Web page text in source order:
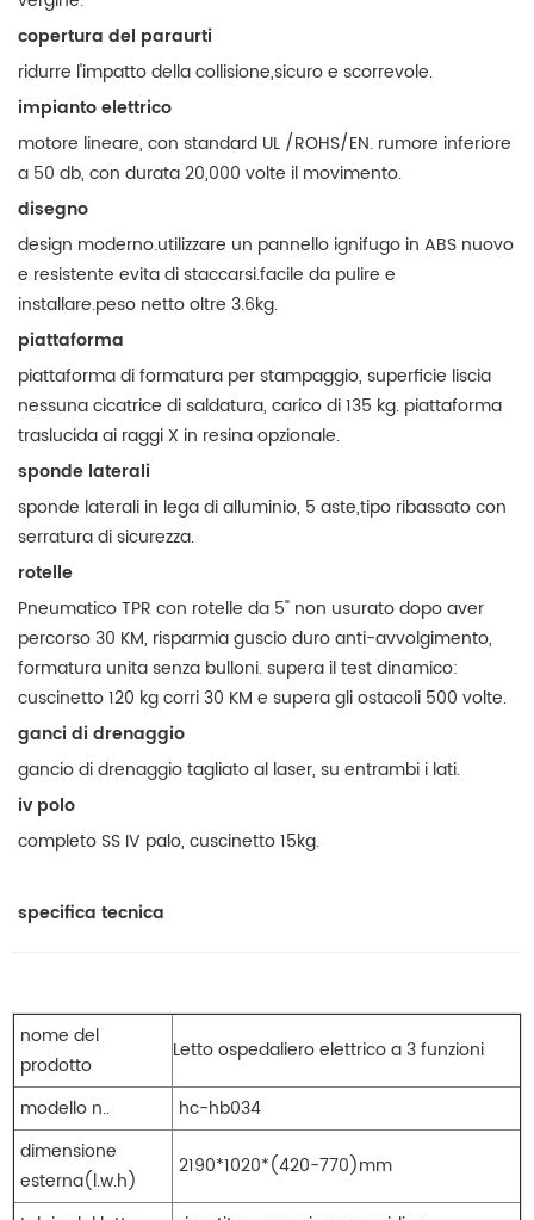
copertura del paraurti
ridurre l'impatto della collisione,sicuro e scorrevole.
impianto elettrico
motore lineare, con standard UL /ROHS/EN. rumore inferiore
a 50 db, con durata 20,000 volte il movimento.
disegno
design moderno.utilizzare un pannello ignifugo in ABS nuovo
e resistente evita di staccarsi.facile da pulire e
installare.peso netto oltre 3.6kg.
piattaforma
piattaforma di formatura per stampaggio, superficie liscia
nessuna cicatrice di saldatura, carico di 135 kg. piattaforma
traslucida ai raggi X in resina opzionale.
sponde laterali
sponde laterali in lega di alluminio, 5 aste,tipo ribassato con
serratura di sicurezza.
rotelle
Pneumatico TPR con rotelle da 5" non usurato dopo aver
percorso 30 KM, risparmia guscio duro anti-avvolgimento,
formatura unita senza bulloni. supera il test dinamico:
cuscinetto 120 kg corri 30 KM e supera gli ostacoli 500 volte.
ganci di drenaggio
gancio di drenaggio tagliato al laser, su entrambi i lati.
iv polo
completo SS IV palo, cuscinetto 15kg.
specifica tecnica
nome del
prodotto
Letto ospedaliero elettrico a 3 funzioni
modello n..
hc-hb034
dimensione
esterna(l.w.h)
2190*1020*(420-770)mm